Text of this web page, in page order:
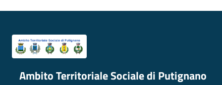
Ambito Territoriale Sociale di Putignano